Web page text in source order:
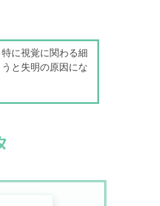
に視覚に関わる細
と失明の原因にな